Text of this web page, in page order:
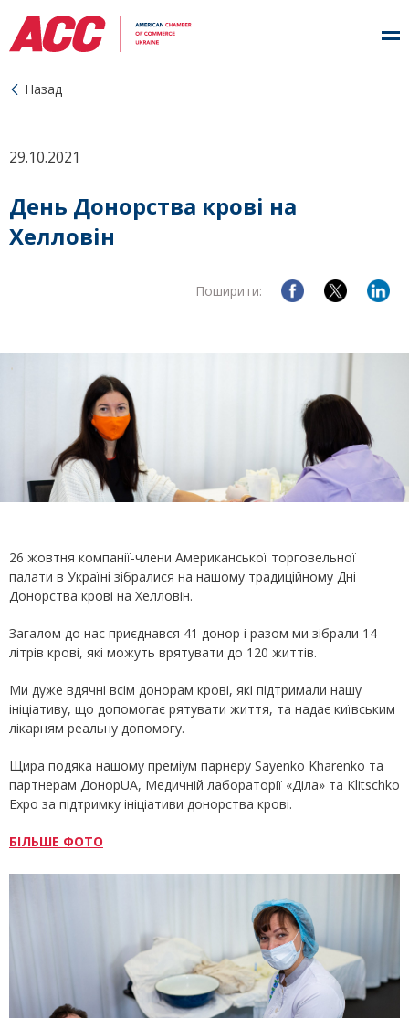
Назад
29.10.2021
День Донорства крові на
Хелловін
Поширити:
26 жовтня компанії-члени Американської торговельної
палати в Україні зібралися на нашому традиційному Дні
Донорства крові на Хелловін.
Загалом до нас приєднався 41 донор і разом ми зібрали 14
літрів крові, які можуть врятувати до 120 життів.
Ми дуже вдячні всім донорам крові, які підтримали нашу
ініціативу, що допомогає рятувати життя, та надає київським
лікарням реальну допомогу.
Щира подяка нашому преміум парнеру Sayenko Kharenko та
партнерам ДонорUA, Медичній лабораторії «Діла» та Klitschko
Expo за підтримку ініціативи донорства крові.
БІЛЬШЕ ФОТО